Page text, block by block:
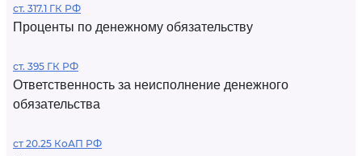
ст. 317.1 ГК РФ
Проценты по денежному обязательству
ст. 395 ГК РФ
Ответственность за неисполнение денежного
обязательства
ст 20.25 КоАП РФ